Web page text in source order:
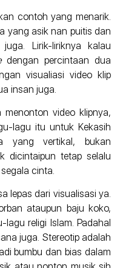
contoh yang menarik.
yang asik nan puitis dan
Lirik-liriknya kalau
dengan percintaan dua
visualiasi video klip
insan juga.
video klipnya,
lagu itu untuk Kekasih
yang vertikal, bukan
dicintaipun tetap selalu
cinta.
lepas dari visualisasi ya.
ataupun baju koko,
religi Islam. Padahal
juga. Stereotip adalah
bumbu dan bias dalam